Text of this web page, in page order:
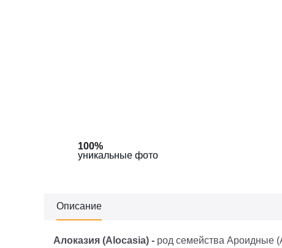
100%
уникальные фото
100%
уникальные фото
Описание
Алоказия (Alocasia) - род семейства Ароидные (